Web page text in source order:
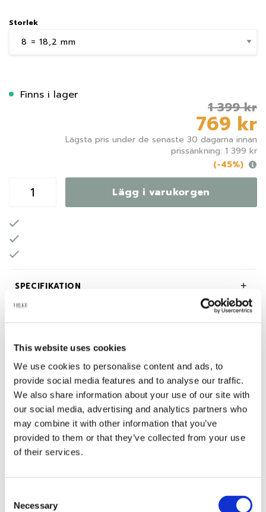
This website uses cookies
We use cookies to personalise content and ads, to
provide social media features and to analyse our traffic.
We also share information about your use of our site with
our social media, advertising and analytics partners who
may combine it with other information that you’ve
provided to them or that they’ve collected from your use
of their services.
Selection
Necessary
Storlek
Finns i lager
1 399 kr
769 kr
Lägsta pris under de senaste 30 dagarna innan
prissänkning: 1 399 kr
(-45%)
Lägg i varukorgen
SPECIFIKATION
OM HILKE COLLECTION
Relaterade produkter